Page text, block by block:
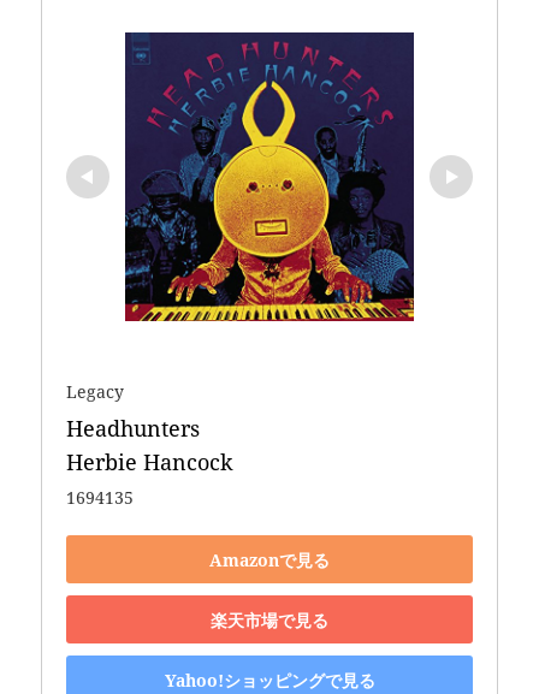
Legacy
Headhunters
Herbie Hancock
1694135
Amazonで見る
楽天市場で見る
Yahoo!ショッピングで見る